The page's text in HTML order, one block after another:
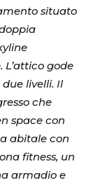
situato
gode
livelli. Il
che
space con
abitale con
fitness, un
armadio e